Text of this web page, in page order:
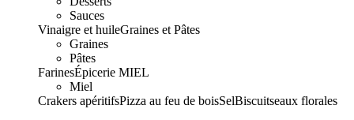
Sauces
Vinaigre et huileGraines et Pâtes
Graines
Pâtes
FarinesÉpicerie MIEL
Miel
Crakers apéritifsPizza au feu de boisSelBiscuitseaux florales